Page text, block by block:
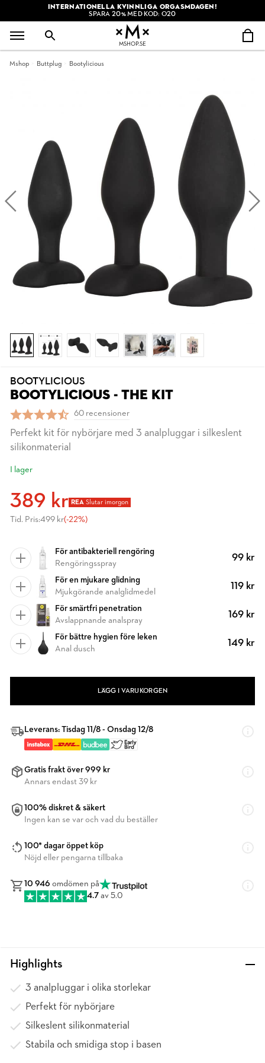
INTERNATIONELLA KVINNLIGA ORGASMDAGEN!
SPARA 20% MED KOD: O20
MSHOP.SE
Mshop Buttplug Bootylicious
BOOTYLICIOUS
BOOTYLICIOUS - THE KIT
60 recensioner
Perfekt kit för nybörjare med 3 analpluggar i silkeslent
silikonmaterial
I lager
389 kr REA Slutar imorgon
Tid. Pris:499 kr(-22%)
För antibakteriell rengöring
Rengöringsspray
99 kr
För en mjukare glidning
Mjukgörande analglidmedel
119 kr
För smärtfri penetration
Avslappnande analspray
169 kr
För bättre hygien före leken
Anal dusch
149 kr
LÄGG I VARUKORGEN
Leverans: Tisdag 11/8 - Onsdag 12/8
Gratis frakt över 999 kr
Annars endast 39 kr
100% diskret & säkert
Ingen kan se var och vad du beställer
100* dagar öppet köp
Nöjd eller pengarna tillbaka
10 946 omdömen på
4.7 av 5.0
Highlights
3 analpluggar i olika storlekar
Perfekt för nybörjare
Silkeslent silikonmaterial
Stabila och smidiga stop i basen